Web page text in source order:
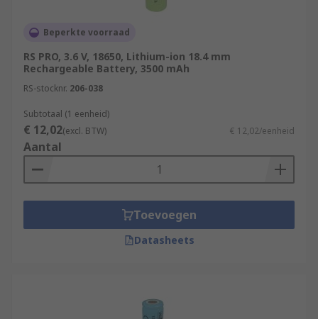
Beperkte voorraad
RS PRO, 3.6 V, 18650, Lithium-ion 18.4 mm
Rechargeable Battery, 3500 mAh
RS-stocknr. 206-038
Subtotaal (1 eenheid)
€ 12,02(excl. BTW) € 12,02/eenheid
Aantal
Toevoegen
Datasheets